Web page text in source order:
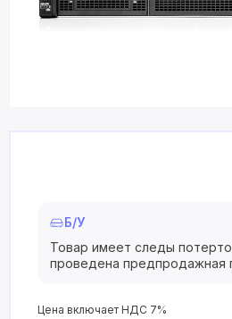
Б/У
Товар имеет следы
проведена предпродажная
Цена включает НДС 7%